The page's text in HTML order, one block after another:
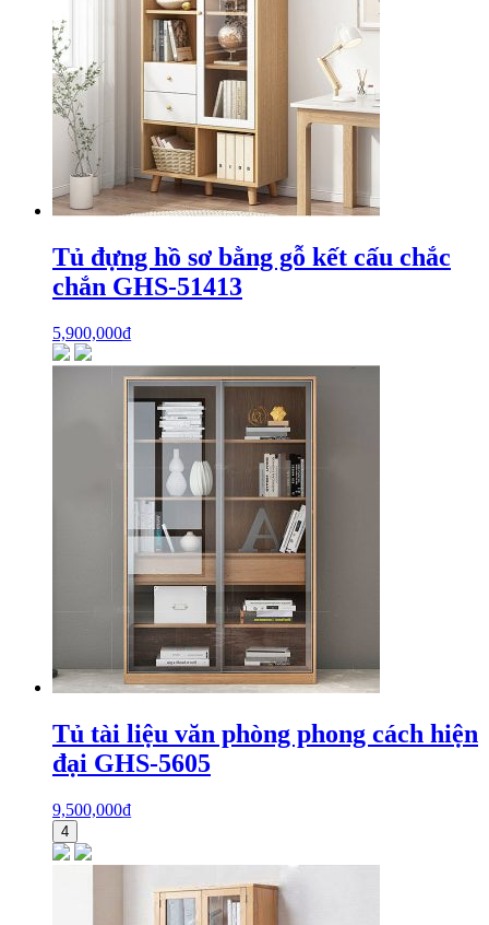
Tủ đựng hồ sơ bằng gỗ kết cấu chắc
chắn GHS-51413
5,900,000₫
Tủ tài liệu văn phòng phong cách hiện
đại GHS-5605
9,500,000₫
4